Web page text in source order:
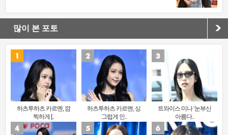
많이 본 포토
하츠투하츠 카르멘, 깜
찍하게 [..
하츠투하츠 카르멘, 싱
그럽게 인..
트와이스 미나 ‘눈부신
아름다..